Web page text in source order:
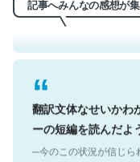
記事へみんなの感想が
翻訳文体なせいかわ
ーの短編を読んだよ